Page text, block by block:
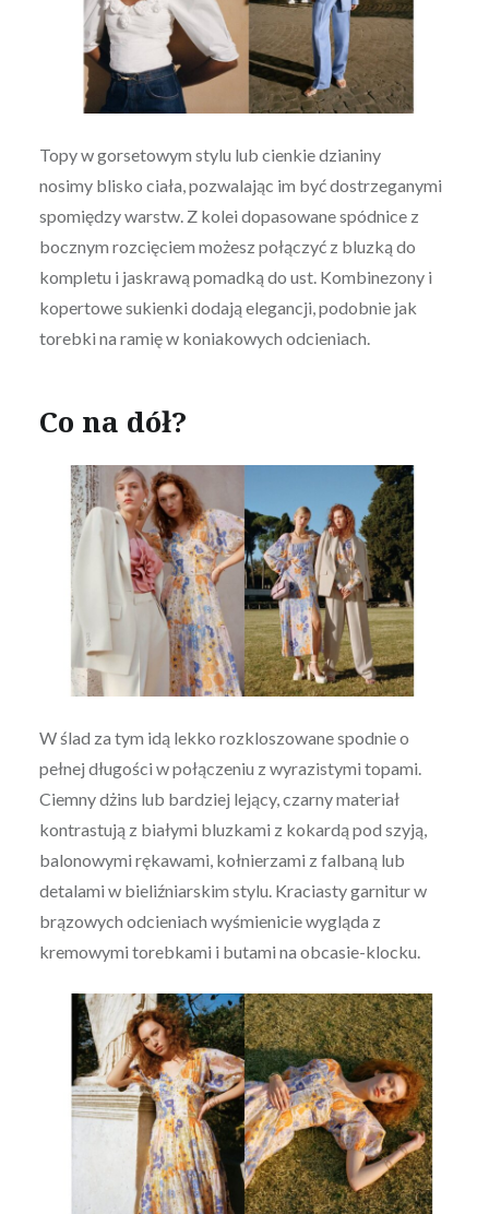
Topy w gorsetowym stylu lub cienkie dzianiny
nosimy blisko ciała, pozwalając im być dostrzeganymi
spomiędzy warstw. Z kolei dopasowane spódnice z
bocznym rozcięciem możesz połączyć z bluzką do
kompletu i jaskrawą pomadką do ust. Kombinezony i
kopertowe sukienki dodają elegancji, podobnie jak
torebki na ramię w koniakowych odcieniach.
Co na dół?
W ślad za tym idą lekko rozkloszowane spodnie o
pełnej długości w połączeniu z wyrazistymi topami.
Ciemny dżins lub bardziej lejący, czarny materiał
kontrastują z białymi bluzkami z kokardą pod szyją,
balonowymi rękawami, kołnierzami z falbaną lub
detalami w bieliźniarskim stylu. Kraciasty garnitur w
brązowych odcieniach wyśmienicie wygląda z
kremowymi torebkami i butami na obcasie-klocku.